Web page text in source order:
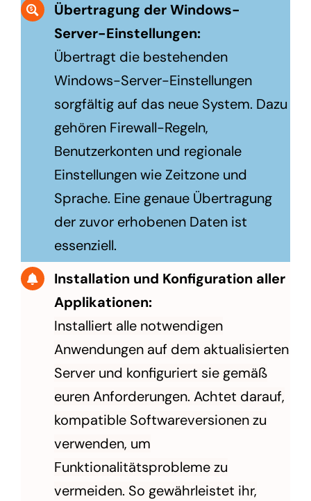
Übertragung der Windows-
Server-Einstellungen:
Übertragt die bestehenden
Windows-Server-Einstellungen
sorgfältig auf das neue System. Dazu
gehören Firewall-Regeln,
Benutzerkonten und regionale
Einstellungen wie Zeitzone und
Sprache. Eine genaue Übertragung
der zuvor erhobenen Daten ist
essenziell.
Installation und Konfiguration aller
Applikationen:
Installiert alle notwendigen
Anwendungen auf dem aktualisierten
Server und konfiguriert sie gemäß
euren Anforderungen. Achtet darauf,
kompatible Softwareversionen zu
verwenden, um
Funktionalitätsprobleme zu
vermeiden. So gewährleistet ihr,